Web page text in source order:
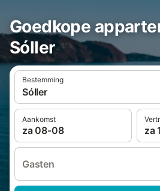
Goedkope
Sóller
Bestemming
Sóller
Aankomst
za 08-08 za
Gasten